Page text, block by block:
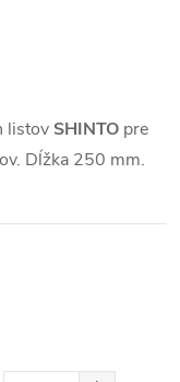
listov SHINTO pre
Dĺžka 250 mm.